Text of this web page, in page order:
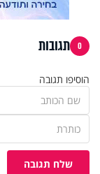
0 תגובות
הוסיפו תגובה
שלח תגובה